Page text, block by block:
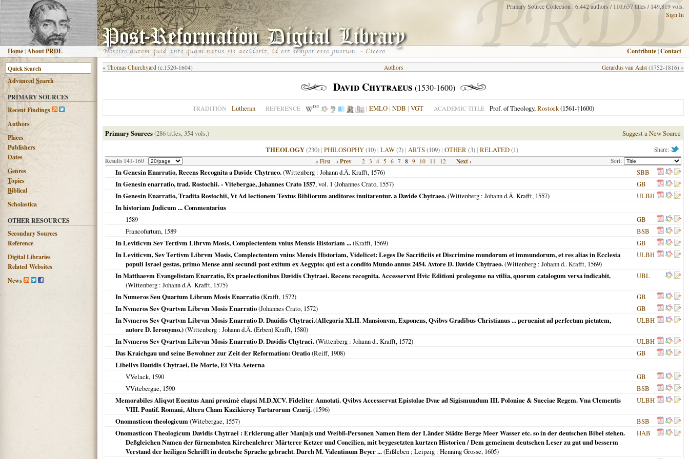
Home |About PRDL
Primary Source Collection : 6,442 authors / 110,657 titles / 149,819 vols.
Sign In
Contribute |Contact
AdvancedSearch
PRIMARY SOURCES
Recent Findings
Authors
Places
Publishers
Dates
Genres
Topics
Biblical
Scholastica
OTHER RESOURCES
Secondary Sources
Reference
Digital Libraries
Related Websites
News
« Thomas Churchyard (c.1520-1604) Gerardus van Aalst (1752-1816) »
Authors
David Chytraeus (1530-1600)
TRADITION Lutheran REFERENCE DE | EMLO| NDB | VGT ACADEMIC TITLE Prof. of Theology,Rostock(1561-†1600)
Primary Sources(286 titles, 354 vols.) Suggest a New Source
Share:
THEOLOGY(230) | PHILOSOPHY(10) | LAW(2) | ARTS(109) | OTHER(3) | RELATED(1)
Results 141-160 Sort:
« First ‹ Prev 2 3 4 5 6 7 8 9 10 11 12 Next ›
In Genesin Enarratio, Recens Recognita a Davide Chytraeo.(Wittenberg : Johann d.Ä. Krafft, 1576)
SBB
In Genesin enarratio, trad. Rostochii. - Vitebergae, Johannes Crato 1557, vol. 1 (Johannes Crato, 1557)
GB
In Genesin Enarratio, Tradita Rostochii, Vt Ad lectionem Textus Bibliorum auditores inuitarentur. a Davide Chytraeo.(Wittenberg : Johann d.Ä. Krafft, 1557)
ULBH
In historiam Judicum ... Commentarius
1589
GB
Francofurtum, 1589
BSB
In Leviticvm Sev Tertivm Librvm Mosis, Complectentem vnius Mensis Historiam ...(Krafft, 1569)
GB
In Leviticvm, Sev Tertivm Librvm Mosis, Complectentem vnius Mensis Historiam, Videlicet: Leges De Sacrificiis et Discrimine mundorum et immundorum, et res alias in Ecclesia
populi Israel gestas, primo Mense anni secundi post exitum ex Aegypto: qui est a condito Mundo annus 2454. Avtore D. Davide Chytraeo.(Wittenberg : Johann d.. Krafft, 1569)
ULBH
In Matthaevm Evangelistam Enarratio, Ex praelectionibus Davidis Chytraei. Recens recognita. Accesservnt Hvic Editioni prolegome na vtilia, quorum catalogum versa indicabit.
(Wittenberg : Johann d.Ä. Krafft, 1575)
UBL
In Numeros Seu Quartum Librum Mosis Enarratio(Krafft, 1572)
GB
In Nvmeros Sev Qvartvm Librvm Mosis Enarratio(Johannes Crato, 1572)
GB
In Nvmeros Sev Qvartvm Librvm Mosis Enarratio D. Dauidis Chytraei.(Allegoria XLII. Mansionvm, Exponens, Qvibvs Gradibus Christianus ... perueniat ad perfectam pietatem,
autore D. Ieronymo.)(Wittenberg : Johann d.Ä. (Erben) Krafft, 1580)
ULBH
In Nvmeros Sev Qvartvm Librvm Mosis Enarratio D. Davidis Chytraei.(Wittenberg : Johann d.. Krafft, 1572)
ULBH
Das Kraichgau und seine Bewohner zur Zeit der Reformation: Oratio(Reiff, 1908)
GB
Libellvs Dauidis Chytraei, De Morte, Et Vita Aeterna
VVelack, 1590
GB
VVitebergae, 1590
BSB
Memorabiles Aliqvot Euentus Anni proximè elapsi M.D.XCV. Fideliter Annotati. Qvibvs Accesservnt Epistolae Dvae ad Sigismundum III. Poloniae & Sueciae Regem. Vna Clementis
VIII. Pontif. Romani, Altera Cham Kazikierey Tartarorum Czarij.(1596)
ULBH
Onomasticon theologicum(Witebergae, 1557)
BSB
Onomasticon Theologicum Davidis Chytraei : Erklerung aller Man[n]s und Weibß-Personen Namen Item der Länder Städte Berge Meer Wasser etc. so in der deutschen Bibel stehen.
Deßgleichen Namen der fürnembsten Kirchenlehrer Märterer Ketzer und Concilien, mit beygesetzten kurtzen Historien / Dem gemeinem deutschen Leser zu gut und besserm
Verstand der heiligen Schrifft in deutsche Sprache gebracht. Durch M. Valentinum Beyer ...(Eißleben ; Leipzig : Henning Grosse, 1605)
HAB